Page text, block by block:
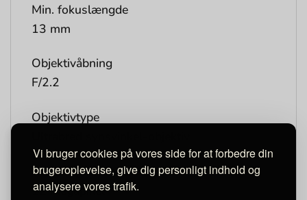
Vi bruger cookies på vores side for at forbedre din
brugeroplevelse, give dig personligt indhold og
analysere vores trafik.
Min. fokuslængde
13 mm
Objektivåbning
F/2.2
Objektivtype
Sensoropløsning
12 Megapixel